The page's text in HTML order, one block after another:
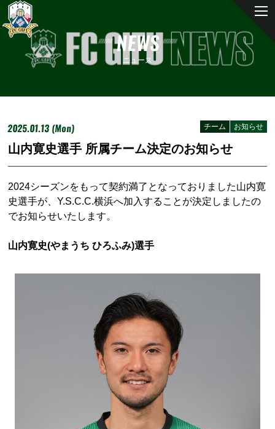
NEWS
ニュース
2025.01.13 (Mon) お知らせ
チーム
山内寛史選手 所属チーム決定のお知らせ
2024シーズンをもって契約満了となっておりました山内寛
史選手が、Y.S.C.C.横浜へ加入することが決定しましたの
でお知らせいたします。
山内寛史(やまうち ひろふみ)選手